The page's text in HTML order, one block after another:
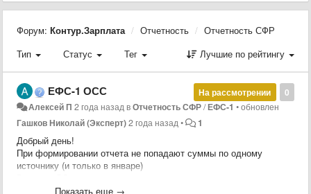
Форум: Контур.Зарплата Отчетность
Отчетность СФР
Тип
Статус Тег Лучшие по рейтингу
0
На рассмотрении
ЕФС-1 ОСС
Алексей П 2 года назадвОтчетность СФР/ЕФС-1 •обновлен
Гашков Николай (Эксперт)2 года назад• 1
Добрый день!
При формировании отчета не попадают суммы по одному
источнику (и только в январе)
За январь и февраль одинаковые суммы выплат. И в февраль
Показать еще →